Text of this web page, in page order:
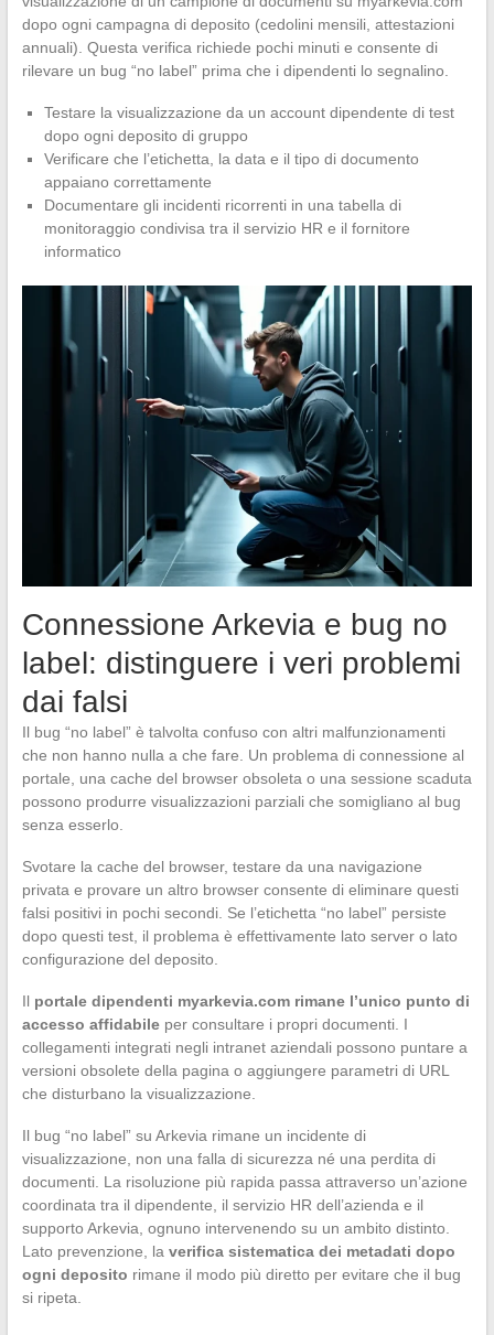
dopo ogni campagna di deposito (cedolini mensili, attestazioni
annuali). Questa verifica richiede pochi minuti e consente di
rilevare un bug “no label” prima che i dipendenti lo segnalino.
Testare la visualizzazione da un account dipendente di test
dopo ogni deposito di gruppo
Verificare che l’etichetta, la data e il tipo di documento
appaiano correttamente
Documentare gli incidenti ricorrenti in una tabella di
monitoraggio condivisa tra il servizio HR e il fornitore
informatico
Connessione Arkevia e bug no
label: distinguere i veri problemi
dai falsi
Il bug “no label” è talvolta confuso con altri malfunzionamenti
che non hanno nulla a che fare. Un problema di connessione al
portale, una cache del browser obsoleta o una sessione scaduta
possono produrre visualizzazioni parziali che somigliano al bug
senza esserlo.
Svotare la cache del browser, testare da una navigazione
privata e provare un altro browser consente di eliminare questi
falsi positivi in pochi secondi. Se l’etichetta “no label” persiste
dopo questi test, il problema è effettivamente lato server o lato
configurazione del deposito.
Il portale dipendenti myarkevia.com rimane l’unico punto di
accesso affidabileper consultare i propri documenti. I
collegamenti integrati negli intranet aziendali possono puntare a
versioni obsolete della pagina o aggiungere parametri di URL
che disturbano la visualizzazione.
Il bug “no label” su Arkevia rimane un incidente di
visualizzazione, non una falla di sicurezza né una perdita di
documenti. La risoluzione più rapida passa attraverso un’azione
coordinata tra il dipendente, il servizio HR dell’azienda e il
supporto Arkevia, ognuno intervenendo su un ambito distinto.
Lato prevenzione, la verifica sistematica dei metadati dopo
ogni deposito rimane il modo più diretto per evitare che il bug
si ripeta.